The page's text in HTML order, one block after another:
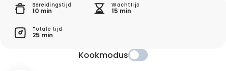
Bereidingstijd
10 min
Wachttijd
15 min
Totale tijd
25 min
Kookmodus